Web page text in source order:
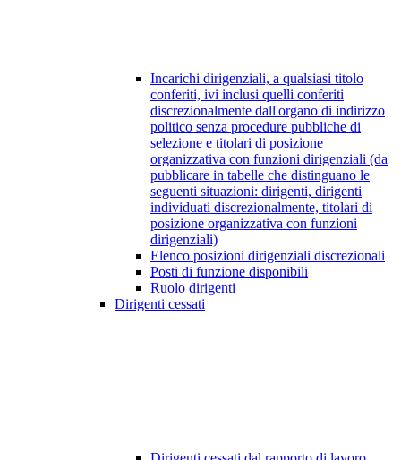
Incarichi dirigenziali, a qualsiasi titolo
conferiti, ivi inclusi quelli conferiti
discrezionalmente dall'organo di indirizzo
politico senza procedure pubbliche di
selezione e titolari di posizione
organizzativa con funzioni dirigenziali (da
pubblicare in tabelle che distinguano le
seguenti situazioni: dirigenti, dirigenti
individuati discrezionalmente, titolari di
posizione organizzativa con funzioni
dirigenziali)
Elenco posizioni dirigenziali discrezionali
Posti di funzione disponibili
Ruolo dirigenti
Dirigenti cessati